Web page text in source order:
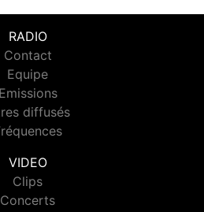
RADIO
Contact
Equipe
Emissions
diffusés
VIDEO
Clips
Concerts